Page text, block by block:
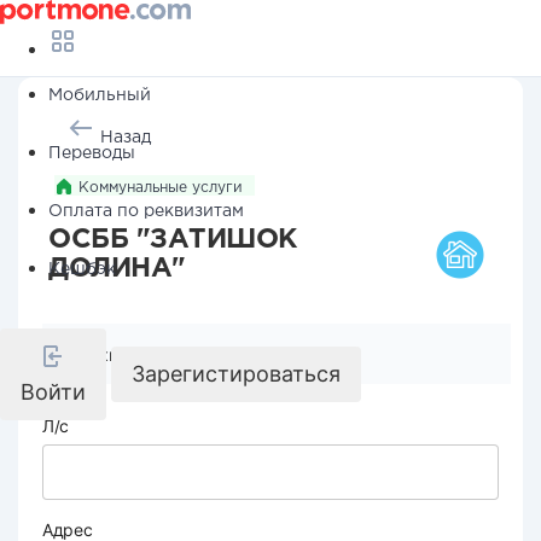
Мобильный
Переводы
Оплата по реквизитам
Кешбэк
Войти
Зарегистироваться
Назад
Коммунальные услуги
ОСББ "ЗАТИШОК
ДОЛИНА"
Реквизиты компании
Л/с
Адрес